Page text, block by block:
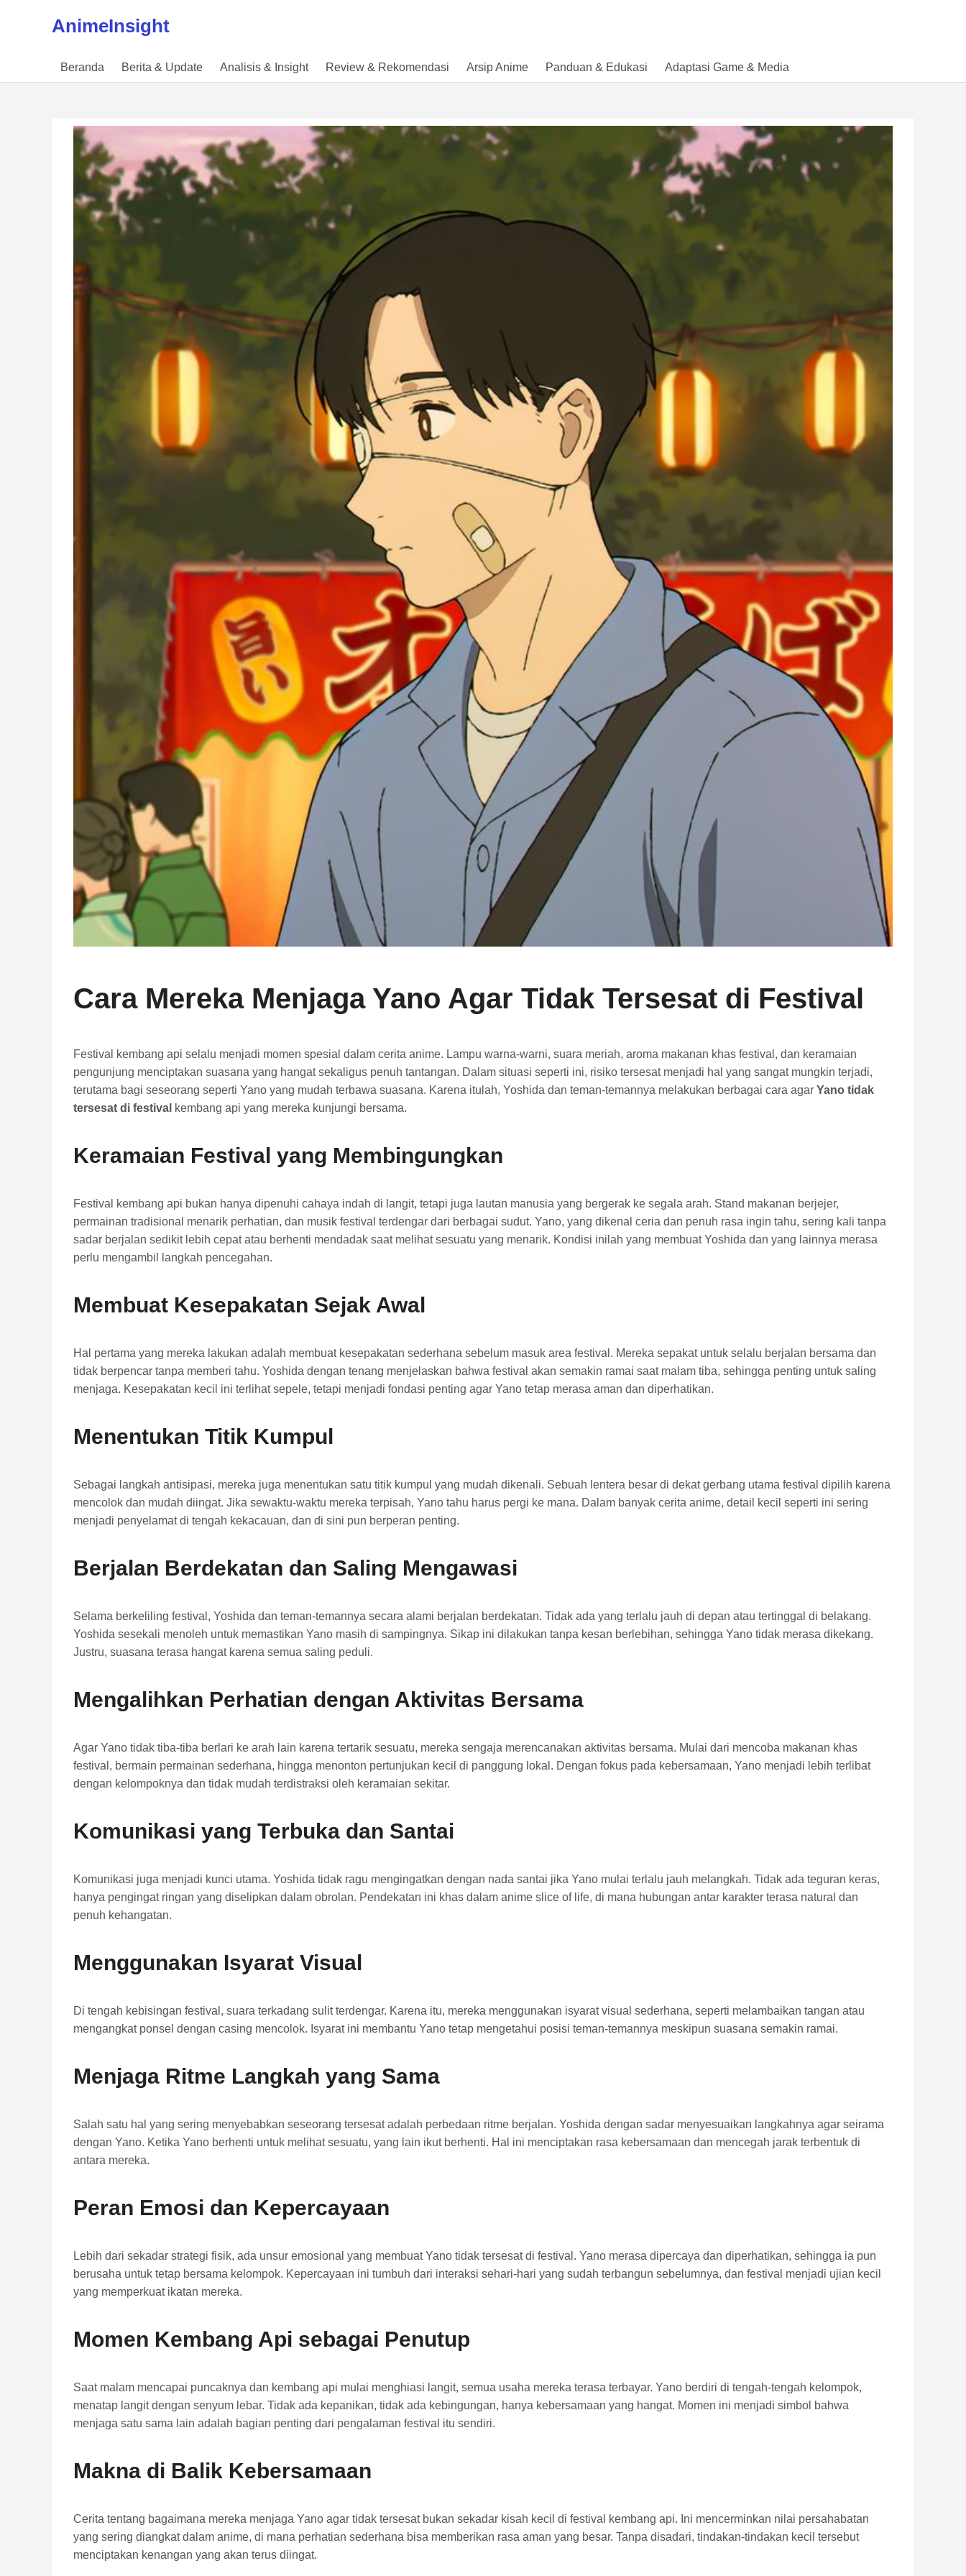
AnimeInsight
Beranda Berita & Update Analisis & Insight Review & Rekomendasi Arsip Anime Panduan & Edukasi Adaptasi Game & Media
Cara Mereka Menjaga Yano Agar Tidak Tersesat di Festival
Festival kembang api selalu menjadi momen spesial dalam cerita anime. Lampu warna-warni, suara meriah, aroma makanan khas festival, dan keramaian
pengunjung menciptakan suasana yang hangat sekaligus penuh tantangan. Dalam situasi seperti ini, risiko tersesat menjadi hal yang sangat mungkin terjadi,
terutama bagi seseorang seperti Yano yang mudah terbawa suasana. Karena itulah, Yoshida dan teman-temannya melakukan berbagai cara agar Yano tidak
tersesat di festival kembang api yang mereka kunjungi bersama.
Keramaian Festival yang Membingungkan
Festival kembang api bukan hanya dipenuhi cahaya indah di langit, tetapi juga lautan manusia yang bergerak ke segala arah. Stand makanan berjejer,
permainan tradisional menarik perhatian, dan musik festival terdengar dari berbagai sudut. Yano, yang dikenal ceria dan penuh rasa ingin tahu, sering kali tanpa
sadar berjalan sedikit lebih cepat atau berhenti mendadak saat melihat sesuatu yang menarik. Kondisi inilah yang membuat Yoshida dan yang lainnya merasa
perlu mengambil langkah pencegahan.
Membuat Kesepakatan Sejak Awal
Hal pertama yang mereka lakukan adalah membuat kesepakatan sederhana sebelum masuk area festival. Mereka sepakat untuk selalu berjalan bersama dan
tidak berpencar tanpa memberi tahu. Yoshida dengan tenang menjelaskan bahwa festival akan semakin ramai saat malam tiba, sehingga penting untuk saling
menjaga. Kesepakatan kecil ini terlihat sepele, tetapi menjadi fondasi penting agar Yano tetap merasa aman dan diperhatikan.
Menentukan Titik Kumpul
Sebagai langkah antisipasi, mereka juga menentukan satu titik kumpul yang mudah dikenali. Sebuah lentera besar di dekat gerbang utama festival dipilih karena
mencolok dan mudah diingat. Jika sewaktu-waktu mereka terpisah, Yano tahu harus pergi ke mana. Dalam banyak cerita anime, detail kecil seperti ini sering
menjadi penyelamat di tengah kekacauan, dan di sini pun berperan penting.
Berjalan Berdekatan dan Saling Mengawasi
Selama berkeliling festival, Yoshida dan teman-temannya secara alami berjalan berdekatan. Tidak ada yang terlalu jauh di depan atau tertinggal di belakang.
Yoshida sesekali menoleh untuk memastikan Yano masih di sampingnya. Sikap ini dilakukan tanpa kesan berlebihan, sehingga Yano tidak merasa dikekang.
Justru, suasana terasa hangat karena semua saling peduli.
Mengalihkan Perhatian dengan Aktivitas Bersama
Agar Yano tidak tiba-tiba berlari ke arah lain karena tertarik sesuatu, mereka sengaja merencanakan aktivitas bersama. Mulai dari mencoba makanan khas
festival, bermain permainan sederhana, hingga menonton pertunjukan kecil di panggung lokal. Dengan fokus pada kebersamaan, Yano menjadi lebih terlibat
dengan kelompoknya dan tidak mudah terdistraksi oleh keramaian sekitar.
Komunikasi yang Terbuka dan Santai
Komunikasi juga menjadi kunci utama. Yoshida tidak ragu mengingatkan dengan nada santai jika Yano mulai terlalu jauh melangkah. Tidak ada teguran keras,
hanya pengingat ringan yang diselipkan dalam obrolan. Pendekatan ini khas dalam anime slice of life, di mana hubungan antar karakter terasa natural dan
penuh kehangatan.
Menggunakan Isyarat Visual
Di tengah kebisingan festival, suara terkadang sulit terdengar. Karena itu, mereka menggunakan isyarat visual sederhana, seperti melambaikan tangan atau
mengangkat ponsel dengan casing mencolok. Isyarat ini membantu Yano tetap mengetahui posisi teman-temannya meskipun suasana semakin ramai.
Menjaga Ritme Langkah yang Sama
Salah satu hal yang sering menyebabkan seseorang tersesat adalah perbedaan ritme berjalan. Yoshida dengan sadar menyesuaikan langkahnya agar seirama
dengan Yano. Ketika Yano berhenti untuk melihat sesuatu, yang lain ikut berhenti. Hal ini menciptakan rasa kebersamaan dan mencegah jarak terbentuk di
antara mereka.
Peran Emosi dan Kepercayaan
Lebih dari sekadar strategi fisik, ada unsur emosional yang membuat Yano tidak tersesat di festival. Yano merasa dipercaya dan diperhatikan, sehingga ia pun
berusaha untuk tetap bersama kelompok. Kepercayaan ini tumbuh dari interaksi sehari-hari yang sudah terbangun sebelumnya, dan festival menjadi ujian kecil
yang memperkuat ikatan mereka.
Momen Kembang Api sebagai Penutup
Saat malam mencapai puncaknya dan kembang api mulai menghiasi langit, semua usaha mereka terasa terbayar. Yano berdiri di tengah-tengah kelompok,
menatap langit dengan senyum lebar. Tidak ada kepanikan, tidak ada kebingungan, hanya kebersamaan yang hangat. Momen ini menjadi simbol bahwa
menjaga satu sama lain adalah bagian penting dari pengalaman festival itu sendiri.
Makna di Balik Kebersamaan
Cerita tentang bagaimana mereka menjaga Yano agar tidak tersesat bukan sekadar kisah kecil di festival kembang api. Ini mencerminkan nilai persahabatan
yang sering diangkat dalam anime, di mana perhatian sederhana bisa memberikan rasa aman yang besar. Tanpa disadari, tindakan-tindakan kecil tersebut
menciptakan kenangan yang akan terus diingat.